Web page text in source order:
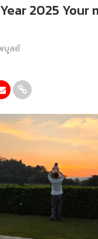
2025 Your
บูลย์